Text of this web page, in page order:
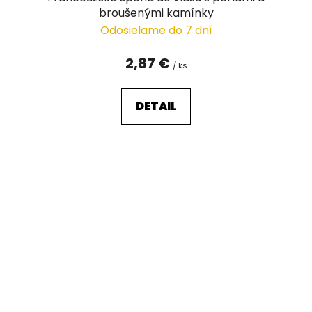
broušenými kamínky
Odosielame do 7 dní
2,87 € / ks
DETAIL